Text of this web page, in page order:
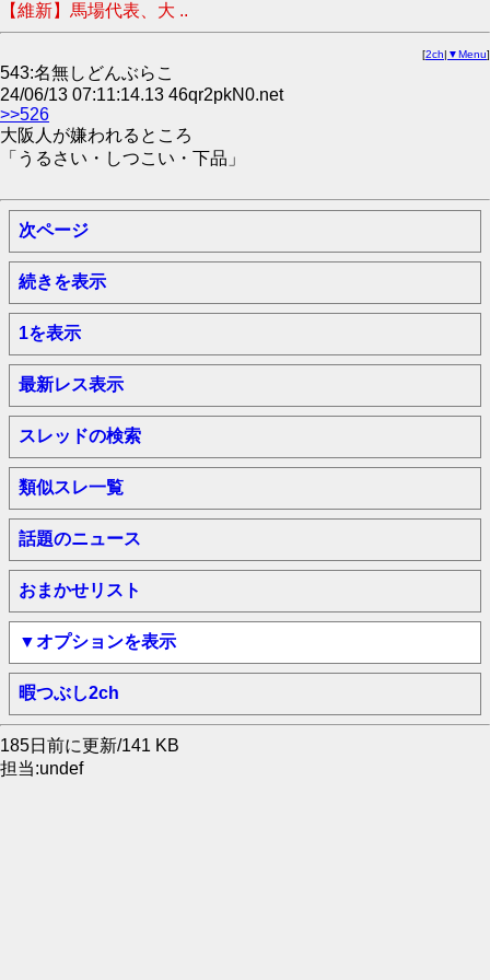
【維新】馬場代表、大 ..
[2ch| ▼Menu]
543:名無しどんぶらこ
24/06/13 07:11:14.13 46qr2pkN0.net
>>526
大阪人が嫌われるところ
「うるさい・しつこい・下品」
次ページ
続きを表示
1を表示
最新レス表示
スレッドの検索
類似スレ一覧
話題のニュース
おまかせリスト
▼オプションを表示
暇つぶし2ch
185日前に更新/141 KB
担当:undef